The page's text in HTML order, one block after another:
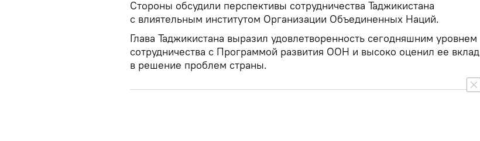
Стороны обсудили перспективы сотрудничества Таджикистана
с влиятельным институтом Организации Объединенных Наций.
Глава Таджикистана выразил удовлетворенность сегодняшним уровнем
сотрудничества с Программой развития ООН и высоко оценил ее вклад
в решение проблем страны.